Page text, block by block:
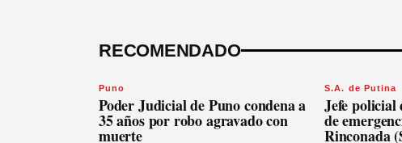
RECOMENDADO
Puno
Poder Judicial de Puno condena a
35 años por robo agravado con
muerte
S.A. de Putina
Jefe policial
de
Rinconada